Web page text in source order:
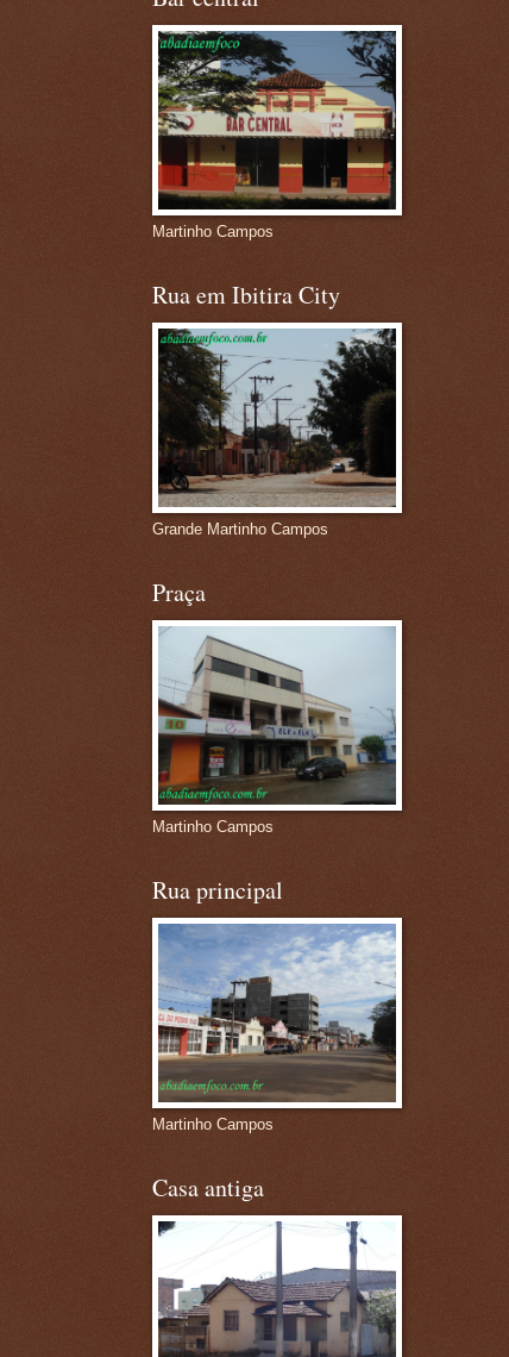
Martinho Campos
Rua em Ibitira City
Grande Martinho Campos
Praça
Martinho Campos
Rua principal
Martinho Campos
Casa antiga